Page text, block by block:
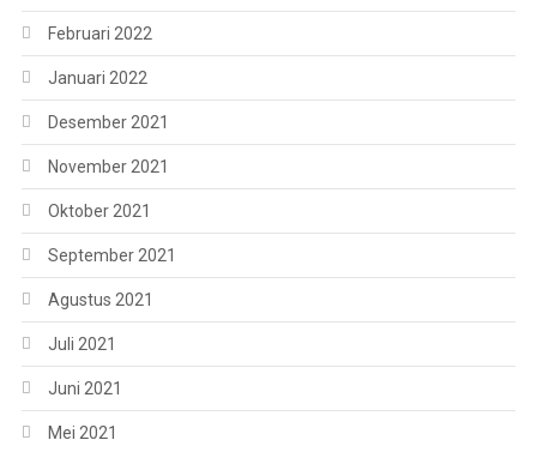
Februari 2022
Januari 2022
Desember 2021
November 2021
Oktober 2021
September 2021
Agustus 2021
Juli 2021
Juni 2021
Mei 2021